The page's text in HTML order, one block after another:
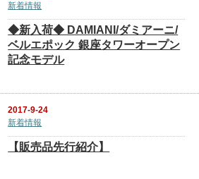
新着情報
◆新入荷◆ DAMIANI/ダミアーニ/
ベルエポック 銀座タワーオープン
記念モデル
2017-9-24
新着情報
【販売品先行紹介】